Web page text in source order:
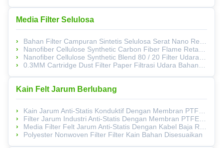
Media Filter Selulosa
Bahan Filter Campuran Sintetis Selulosa Serat Nano Retardant Api Filtrasi Debu Bergelombang
Nanofiber Cellulose Synthetic Carbon Fiber Flame Retardant Filtrasi Udara Debu Industri
Nanofiber Cellulose Synthetic Blend 80 / 20 Filter Udara Media Kain Kain Untuk Kemasan Ramah Lingkungan
0.3ΜM Cartridge Dust Filter Paper Filtrasi Udara Bahan Kain Media Putih
Kain Felt Jarum Berlubang
Kain Jarum Anti-Statis Konduktif Dengan Membran PTFE Untuk Filtrasi Area Berbahaya
Filter Jarum Industri Anti-Statis Dengan Membran PTFE Untuk Filtrasi Tahan Panas 120 °C
Media Filter Felt Jarum Anti-Statis Dengan Kabel Baja Rinsing Konduktif Dan Efisiensi F9 Untuk Rintangan Termal 130°C
Polyester Nonwoven Filter Filter Kain Bahan Disesuaikan